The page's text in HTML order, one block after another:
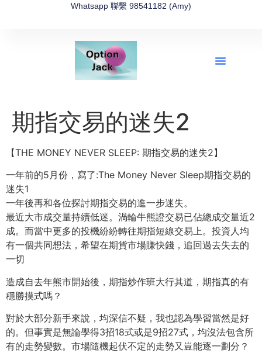
Whatsapp 聯繫 98541182 (Amy)
期指交易的迷失2
【THE MONEY NEVER SLEEP: 期指交易的迷失2】
一年前的5月份，寫了:The Money Never Sleep期指交易的
迷失1
一年後再和各位探討期指交易的進一步迷失。
最近大市成交量持續低迷。渦輪牛熊證交易已佔總成交量近2
成。而當中更多的投機紛紛轉往期指短線交易上。投資人均
有一個共同想法，希望在期貨市場賺快錢，追回過去失去的
一切
造成自去年熊市開始後，期指炒作班大行其道，期指真的有
穩勝摸式嗎？
對於大部分新手來說，均深信不疑，我也認為學習當然是好
的。但事實是無論學得3招18式或是9招27式，均沒法包含所
有的走勢變數。市場隨機起伏不定的走勢又豈能逐一劃分？